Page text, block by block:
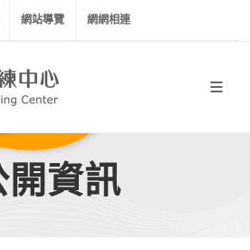
網站導覽 網網相連
開資訊